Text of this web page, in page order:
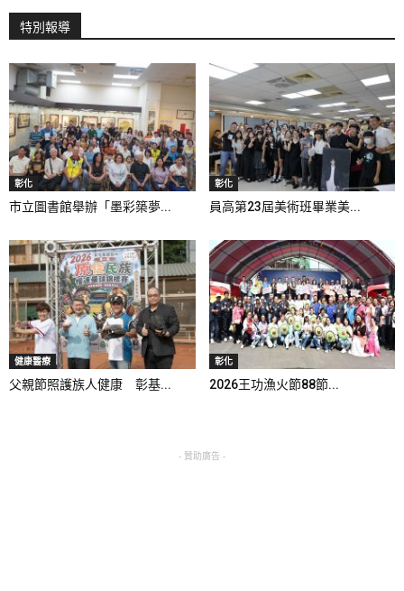
特別報導
彰化
市立圖書館舉辦「墨彩築夢...
彰化
員高第23屆美術班畢業美...
健康醫療
父親節照護族人健康 彰基...
彰化
2026王功漁火節88節...
- 贊助廣告 -